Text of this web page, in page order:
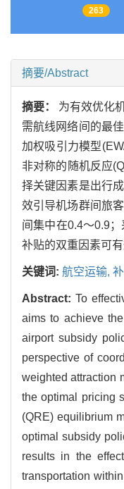
263
摘要/Abstract
摘要： 为有效优化
需航线网络间的最
加权吸引力模型
非对称的随机反应
择关键因素是出行
效引导机场群间旅
间集中在0.4～0.9
补贴的双重因素可
关键词: 航空运输,
Abstract: To
aims to achieve
airport subsidy
perspective of
weighted attraction
the optimal pricing
(QRE) equilibrium
optimal subsidy
results in the
transportation